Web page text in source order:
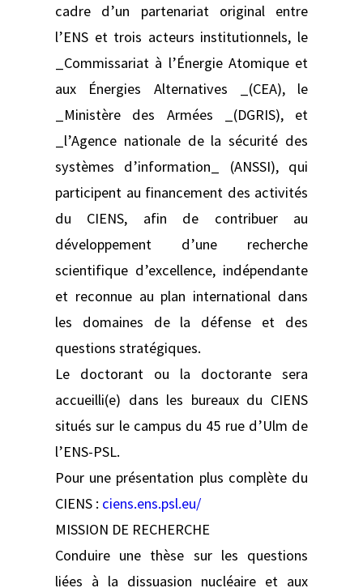
cadre d’un partenariat original entre
l’ENS et trois acteurs institutionnels, le
_Commissariat à l’Énergie Atomique et
aux Énergies Alternatives _(CEA), le
_Ministère des Armées _(DGRIS), et
_l’Agence nationale de la sécurité des
systèmes d’information_ (ANSSI), qui
participent au financement des activités
du CIENS, afin de contribuer au
développement d’une recherche
scientifique d’excellence, indépendante
et reconnue au plan international dans
les domaines de la défense et des
questions stratégiques.
Le doctorant ou la doctorante sera
accueilli(e) dans les bureaux du CIENS
situés sur le campus du 45 rue d’Ulm de
l’ENS-PSL.
Pour une présentation plus complète du
CIENS : ciens.ens.psl.eu/
MISSION DE RECHERCHE
Conduire une thèse sur les questions
liées à la dissuasion nucléaire et aux